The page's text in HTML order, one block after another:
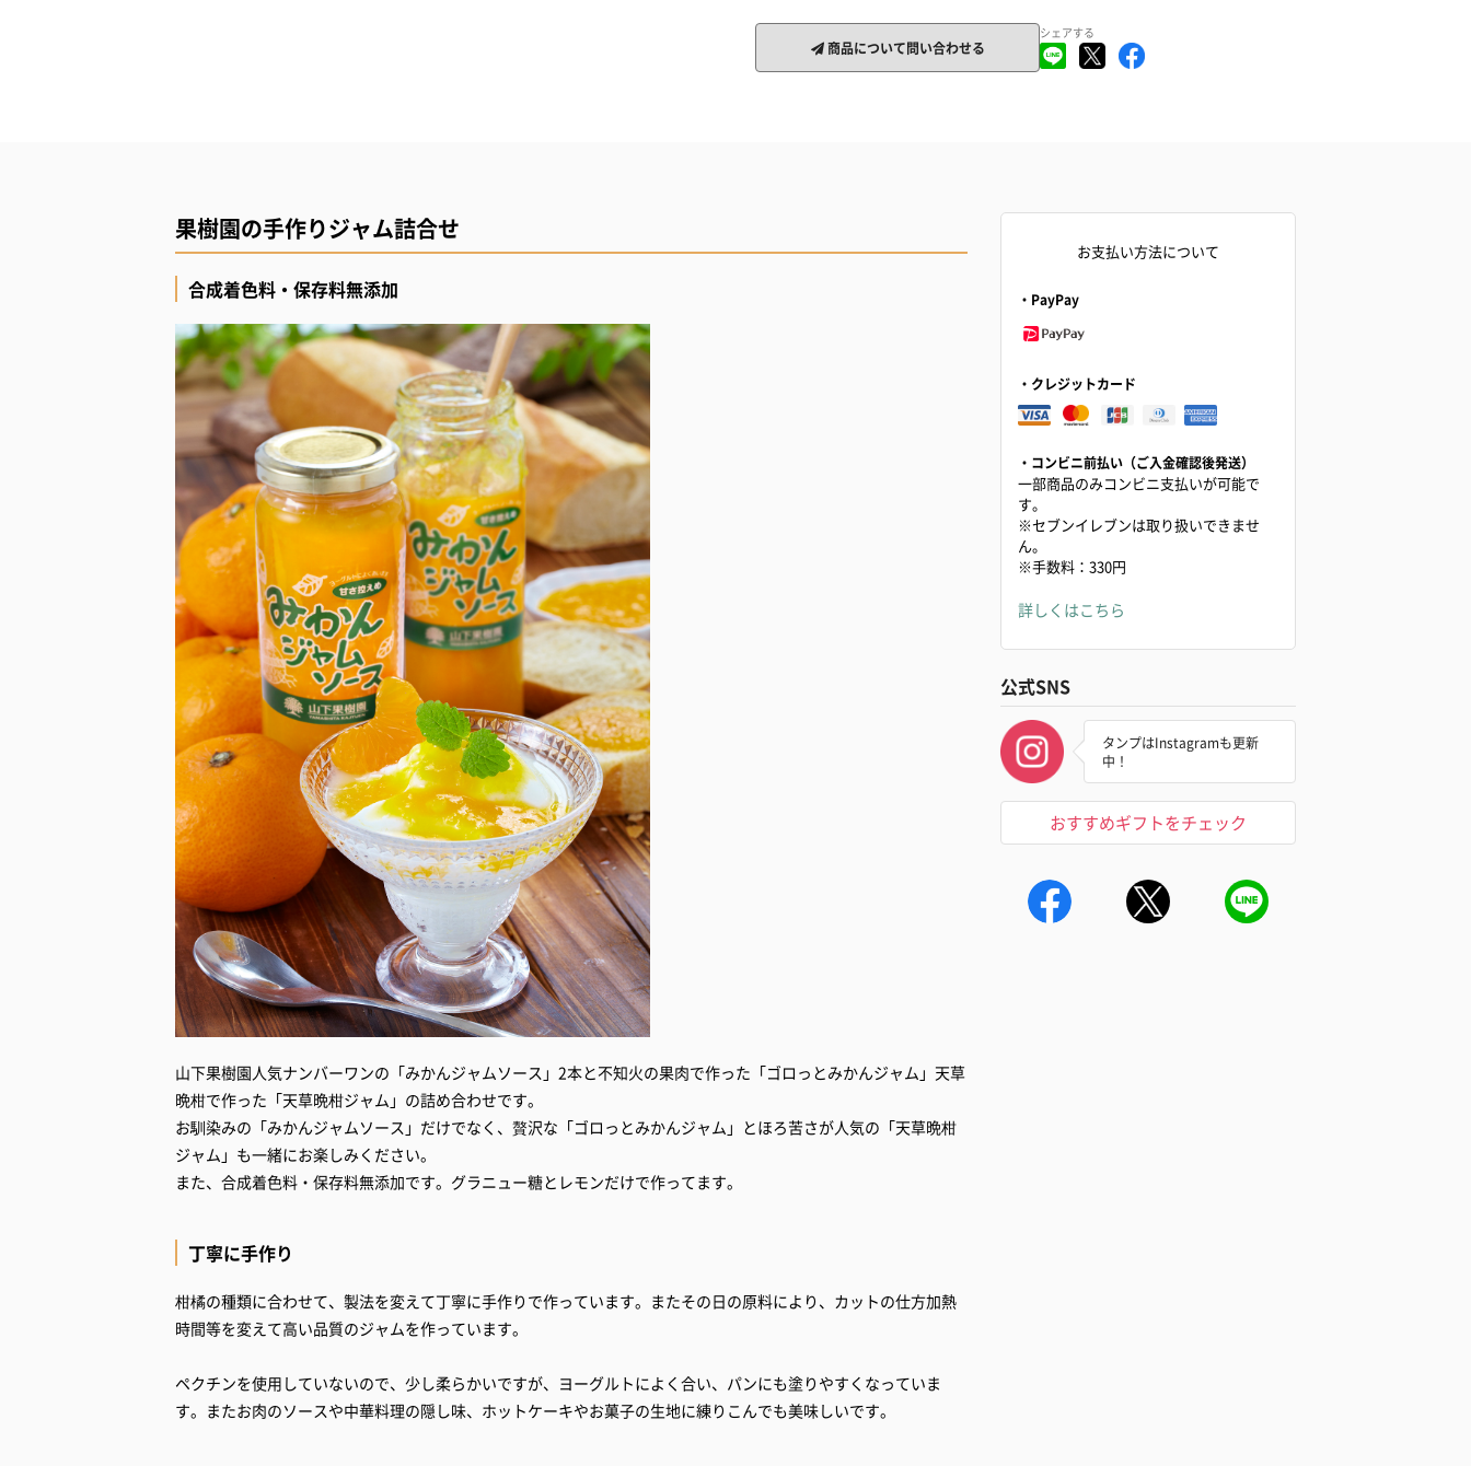
商品について問い合わせる
シェアする
果樹園の手作りジャム詰合せ
合成着色料・保存料無添加
山下果樹園人気ナンバーワンの「みかんジャムソース」2本と不知火の果肉で作った「ゴロっとみかんジャム」天草
晩柑で作った「天草晩柑ジャム」の詰め合わせです。
お馴染みの「みかんジャムソース」だけでなく、贅沢な「ゴロっとみかんジャム」とほろ苦さが人気の「天草晩柑
ジャム」も一緒にお楽しみください。
また、合成着色料・保存料無添加です。グラニュー糖とレモンだけで作ってます。
丁寧に手作り
柑橘の種類に合わせて、製法を変えて丁寧に手作りで作っています。またその日の原料により、カットの仕方加熱
時間等を変えて高い品質のジャムを作っています。
ペクチンを使用していないので、少し柔らかいですが、ヨーグルトによく合い、パンにも塗りやすくなっていま
す。またお肉のソースや中華料理の隠し味、ホットケーキやお菓子の生地に練りこんでも美味しいです。
お支払い方法について
・PayPay
・クレジットカード
・コンビニ前払い（ご入金確認後発送）
一部商品のみコンビニ支払いが可能で
す。
※セブンイレブンは取り扱いできませ
ん。
※手数料：330円
詳しくはこちら
公式SNS
タンプはInstagramも更新
中！
おすすめギフトをチェック